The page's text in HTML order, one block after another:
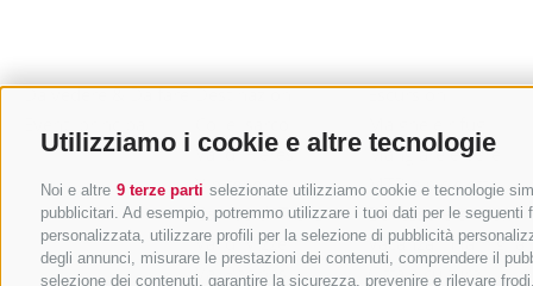
Utilizziamo i cookie e altre tecnologie
Noi e altre 9 terze parti selezionate utilizziamo cookie e tecnologie
pubblicitari. Ad esempio, potremmo utilizzare i tuoi dati per le
personalizzata, utilizzare profili per la selezione di pubblicità
degli annunci, misurare le prestazioni dei contenuti, comprendere il
selezione dei contenuti, garantire la sicurezza, prevenire e rilevare
Da vedere & Da fare Destinazioni
Val di Fleres
Vipiteno
Campo di Trens
Val di Vizze
Val Racines
Escursioni
Mangiare e bere
MTB e bicicletta
Benessere e relax
Vacanza in famiglia
Città e cultura